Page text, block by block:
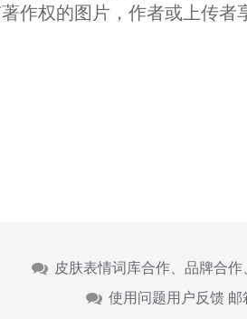
作权的图片，作者或上传者
皮肤表情词库合作、品牌合
使用问题用户反馈 邮